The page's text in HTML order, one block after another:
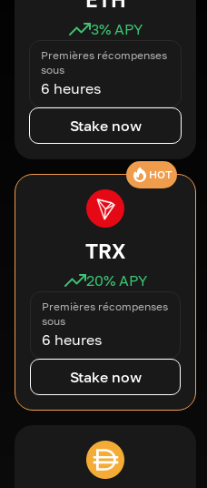
3% APY
Premières récompenses
sous
6 heures
Stake now
HOT
TRX
20% APY
Premières récompenses
sous
6 heures
Stake now